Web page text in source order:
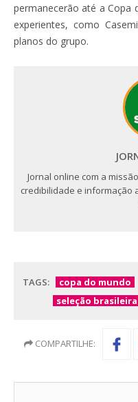
permanecerão até a Copa
experientes, como
planos do grupo.
Jornal online com a
credibilidade e informação
TAGS: copa do mundo
seleção brasileira
COMPARTILHE: